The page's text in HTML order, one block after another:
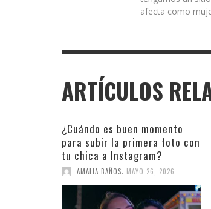
afecta como
ARTÍCULOS
¿Cuándo es buen momento
para subir la primera foto con
tu chica a Instagram?
AMALIA BAÑOS MAYO 26, 2026